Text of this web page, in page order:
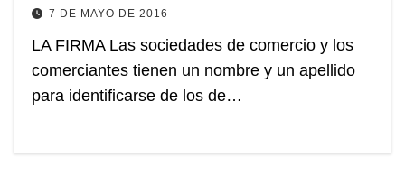
7 DE MAYO DE 2016
LA FIRMA Las sociedades de comercio y los
comerciantes tienen un nombre y un apellido
para identificarse de los de…